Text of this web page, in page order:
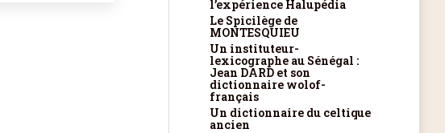
l’expérience Halupédia
Le Spicilège de
MONTESQUIEU
Un instituteur-
lexicographe au Sénégal :
Jean DARD et son
dictionnaire wolof-
français
Un dictionnaire du celtique
ancien